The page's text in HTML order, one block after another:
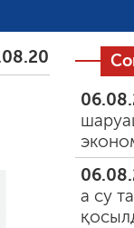
Тамыздағы
а су